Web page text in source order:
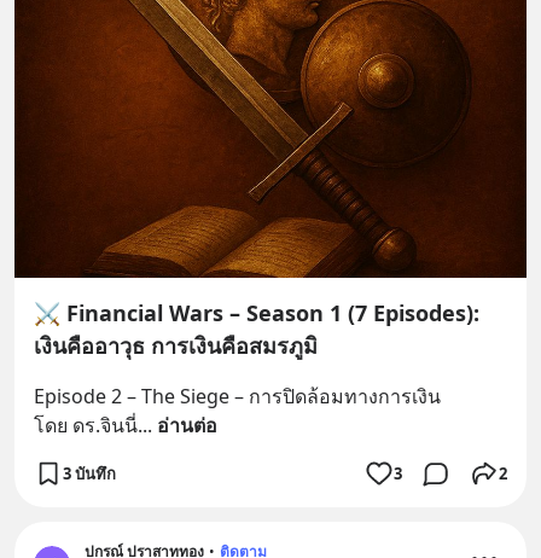
⚔️ Financial Wars – Season 1 (7 Episodes):
เงินคืออาวุธ การเงินคือสมรภูมิ
Episode 2 – The Siege – การปิดล้อมทางการเงิน
โดย ดร.จินนี่... อ่านต่อ
3 บันทึก 3 2
ปกรณ์ ปราสาททอง • ติดตาม